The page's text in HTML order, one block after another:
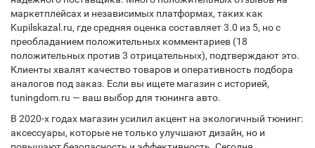
маркетплейсах и независимых платформах, таких как
Kupilskazal.ru, где средняя оценка составляет 3.0 из 5, но с
преобладанием положительных комментариев (18
положительных против 3 отрицательных), подтверждают это.
Клиенты хвалят качество товаров и оперативность подбора
аналогов под заказ. Если вы ищете магазин с историей,
tuningdom.ru — ваш выбор для тюнинга авто.
В 2020-х годах магазин усилил акцент на экологичный тюнинг:
аксессуары, которые не только улучшают дизайн, но и